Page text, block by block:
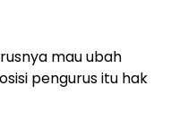
mau ubah
pengurus itu hak